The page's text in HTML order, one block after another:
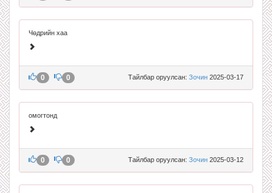
Чөдрийн хаа
Тайлбар оруулсан: Зочин 2025-03-17
0 0
омогтонд
Тайлбар оруулсан: Зочин 2025-03-12
0 0